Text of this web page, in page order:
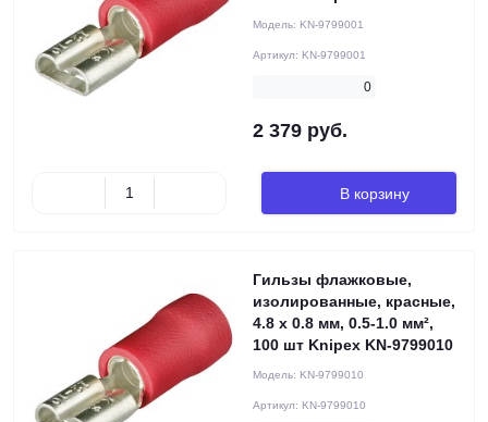
Модель: KN-9799001
Артикул: KN-9799001
0
2 379 руб.
В корзину
Гильзы флажковые,
изолированные, красные,
4.8 x 0.8 мм, 0.5-1.0 мм²,
100 шт Knipex KN-9799010
Модель: KN-9799010
Артикул: KN-9799010